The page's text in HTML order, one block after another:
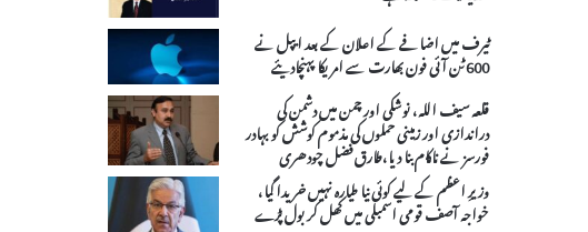
ٹیرف میں اضافے کے اعلان کے بعد ایپل نے
600 ٹن آئی فون بھارت سے امریکا پہنچادیئے
قلعہ سیف اللہ، نوشکی اور چمن میں دشمن کی
دراندازی اور زمینی حملوں کی مذموم کوشش کو بہادر
فورسز نے ناکام بنا دیا،طارق فضل چودھری
وزیرِ اعظم کے لیے کوئی نیا طیارہ نہیں خریدا گیا،
خواجہ آصف قومی اسمبلی میں کھل کر بول پڑے